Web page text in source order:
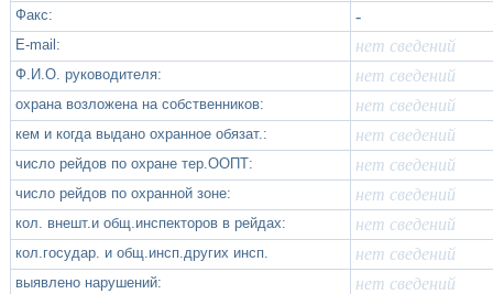
Факс: -
Е-mail: нет сведений
Ф.И.О. руководителя: нет сведений
охрана возложена на собственников: нет сведений
кем и когда выдано охранное обязат.: нет сведений
число рейдов по охране тер.ООПТ: нет сведений
число рейдов по охранной зоне: нет сведений
кол. внешт.и общ.инспекторов в рейдах: нет сведений
кол.государ. и общ.инсп.других инсп. нет сведений
выявлено нарушений: нет сведений